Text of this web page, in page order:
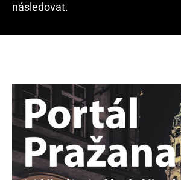
následovat.